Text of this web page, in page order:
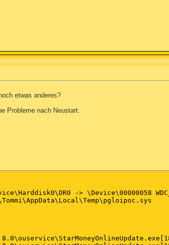
etwas anderes?
Probleme nach Neustart.